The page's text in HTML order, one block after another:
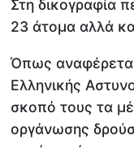
Στη δικογραφία
23 άτομα αλλά
Όπως
Ελληνικής
σκοπό τους τα
οργάνωσης